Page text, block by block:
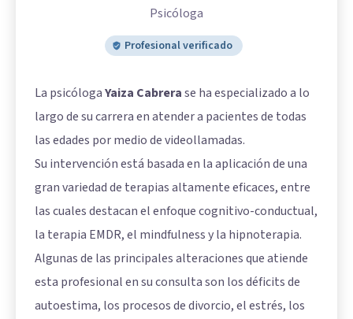
Psicóloga
Profesional verificado
La psicólogaYaiza Cabrerase ha especializado a lo
largo de su carrera en atender a pacientes de todas
las edades por medio de videollamadas.
Su intervención está basada en la aplicación de una
gran variedad de terapias altamente eficaces, entre
las cuales destacan el enfoque cognitivo-conductual,
la terapia EMDR, el mindfulness y la hipnoterapia.
Algunas de las principales alteraciones que atiende
esta profesional en su consulta son los déficits de
autoestima, los procesos de divorcio, el estrés, los